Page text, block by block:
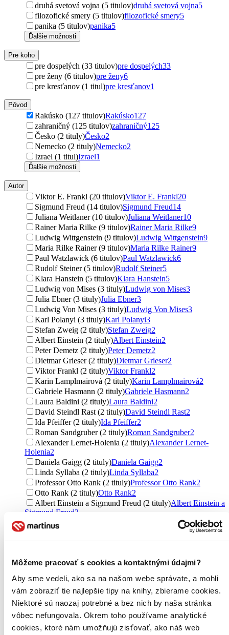
Môžeme pracovať s cookies a kontaktnými údajmi?
Aby sme vedeli, ako sa na našom webe správate, a mohli
vám zobraziť tie najlepšie tipy na knihy, zbierame cookies.
Niektoré sú naozaj potrebné a bez nich by naša stránka
vôbec nefungovala. Okrem toho používame analytické
cookies, ktoré nám umožňujú zisťovať, ako náš web
druhá svetová vojna (5 titulov)druhá svetová vojna5
filozofické smery (5 titulov)filozofické smery5
panika (5 titulov)panika5
Ďalšie možnosti
Pre koho
pre dospelých (33 titulov)pre dospelých33
pre ženy (6 titulov)pre ženy6
pre kresťanov (1 titul)pre kresťanov1
Pôvod
Rakúsko (127 titulov)Rakúsko127
zahraničný (125 titulov)zahraničný125
Česko (2 tituly)Česko2
Nemecko (2 tituly)Nemecko2
Izrael (1 titul)Izrael1
Ďalšie možnosti
Autor
Viktor E. Frankl (20 titulov)Viktor E. Frankl20
Sigmund Freud (14 titulov)Sigmund Freud14
Juliana Weitlaner (10 titulov)Juliana Weitlaner10
Rainer Maria Rilke (9 titulov)Rainer Maria Rilke9
Ludwig Wittgenstein (9 titulov)Ludwig Wittgenstein9
Maria Rilke Rainer (9 titulov)Maria Rilke Rainer9
Paul Watzlawick (6 titulov)Paul Watzlawick6
Rudolf Steiner (5 titulov)Rudolf Steiner5
Klara Hanstein (5 titulov)Klara Hanstein5
Ludwig von Mises (3 tituly)Ludwig von Mises3
Julia Ebner (3 tituly)Julia Ebner3
Ludwig Von Mises (3 tituly)Ludwig Von Mises3
Karl Polanyi (3 tituly)Karl Polanyi3
Stefan Zweig (2 tituly)Stefan Zweig2
Albert Einstein (2 tituly)Albert Einstein2
Peter Demetz (2 tituly)Peter Demetz2
Dietmar Grieser (2 tituly)Dietmar Grieser2
Viktor Frankl (2 tituly)Viktor Frankl2
Karin Lamplmairová (2 tituly)Karin Lamplmairová2
Gabriele Hasmann (2 tituly)Gabriele Hasmann2
Laura Baldini (2 tituly)Laura Baldini2
David Steindl Rast (2 tituly)David Steindl Rast2
Ida Pfeiffer (2 tituly)Ida Pfeiffer2
Roman Sandgruber (2 tituly)Roman Sandgruber2
Alexander Lernet-Holenia (2 tituly)Alexander Lernet-
Holenia2
Daniela Gaigg (2 tituly)Daniela Gaigg2
Linda Syllaba (2 tituly)Linda Syllaba2
Professor Otto Rank (2 tituly)Professor Otto Rank2
Otto Rank (2 tituly)Otto Rank2
Albert Einstein a Sigmund Freud (2 tituly)Albert Einstein a
Sigmund Freud2
Ďalšie možnosti
Vydavateľstvo
Penguin Books (8 titulov)Penguin Books8
Eastone Books (5 titulov)Eastone Books5
Portál (4 tituly)Portál4
Nakladatelství KAZDA (4 tituly)Nakladatelství KAZDA
Petrus (3 tituly)Petrus3
Cesta (3 tituly)
Cesta3